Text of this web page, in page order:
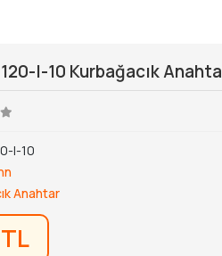
I-10 Kurbağacık
I-10
Anahtar